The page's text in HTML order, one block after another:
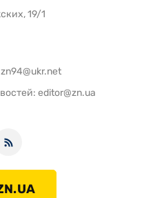
19/1
zn94@ukr.net
editor@zn.ua